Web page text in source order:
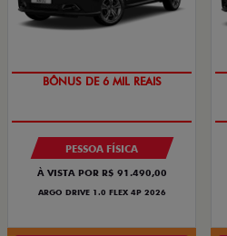
TAXA ZERO
PESSOA FÍSICA
À VISTA POR R$ 91.490,00
ARGO DRIVE 1.0 FLEX 4P 2026